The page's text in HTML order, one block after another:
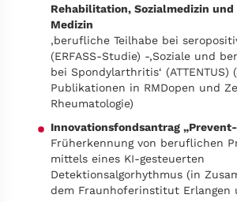
Rehabilitation, Sozialmedizin
Medizin
‚berufliche Teilhabe bei
(ERFASS-Studie) -‚Soziale und
bei Spondylarthritis‘ (ATTENTUS)
Publikationen in RMDopen und
Rheumatologie)
Innovationsfondsantrag „Prevent-
Früherkennung von beruflichen
mittels eines KI-gesteuerten
Detektionsalgorhythmus (in
dem Fraunhoferinstitut Erlangen